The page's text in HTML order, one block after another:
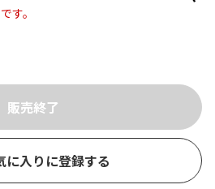
す。
に入りに登録する